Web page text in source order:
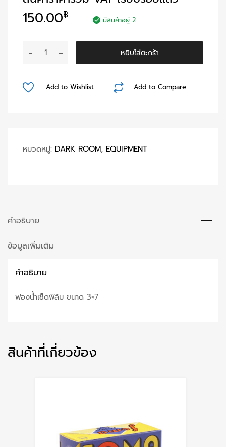
150.00฿ มีสินค้าอยู่ 2
จำนวน
ฟิล์ม
หยิบใส่ตะกร้า
Add to Compare
Add to Wishlist
หมวดหมู่: DARK ROOM, EQUIPMENT
คำอธิบาย
ข้อมูลเพิ่มเติม
คำอธิบาย
ฟองน้ำเช็ดฟิล์ม ขนาด 3×7
สินค้าที่เกี่ยวข้อง